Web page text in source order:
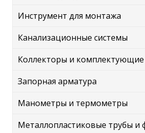
Инструмент для монтажа
Канализационные системы
Коллекторы и комплектующие
Запорная арматура
Манометры и термометры
Металлопластиковые трубы и